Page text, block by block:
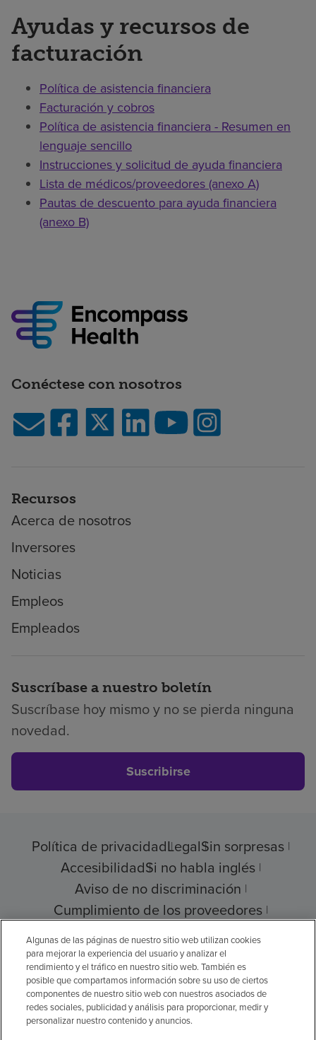
Ayudas y recursos de
facturación
Política de asistencia financiera
Facturación y cobros
Política de asistencia financiera - Resumen en
lenguaje sencillo
Instrucciones y solicitud de ayuda financiera
Lista de médicos/proveedores (anexo A)
Pautas de descuento para ayuda financiera
(anexo B)
Conéctese con nosotros
Recursos
Acerca de nosotros
Inversores
Noticias
Empleos
Empleados
Suscríbase a nuestro boletín
Suscríbase hoy mismo y no se pierda ninguna
novedad.
Suscribirse
Política de privacidadLegalSin sorpresas
AccesibilidadSi no habla inglés
Aviso de no discriminación
Cumplimiento de los proveedores
Transparencia de precios
© 2026 Encompass Health Corporation
Preferencias de cookies
Algunas de las páginas de nuestro sitio web utilizan cookies
para mejorar la experiencia del usuario y analizar el
rendimiento y el tráfico en nuestro sitio web. También es
posible que compartamos información sobre su uso de ciertos
componentes de nuestro sitio web con nuestros asociados de
redes sociales, publicidad y análisis para proporcionar, medir y
personalizar nuestro contenido y anuncios.